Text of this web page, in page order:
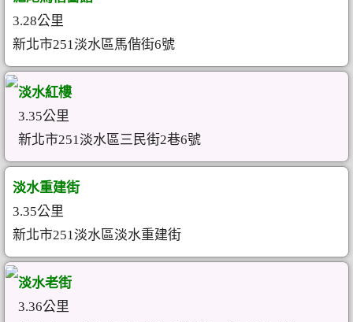
3.28公里
新北市251淡水區馬偕街6號
淡水紅樓
3.35公里
新北市251淡水區三民街2巷6號
淡水重建街
3.35公里
新北市251淡水區淡水重建街
淡水老街
3.36公里